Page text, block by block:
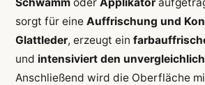
sorgt für eine Auffrischung und
Glattleder, erzeugt ein
und intensiviert den
Anschließend wird die Oberfläche